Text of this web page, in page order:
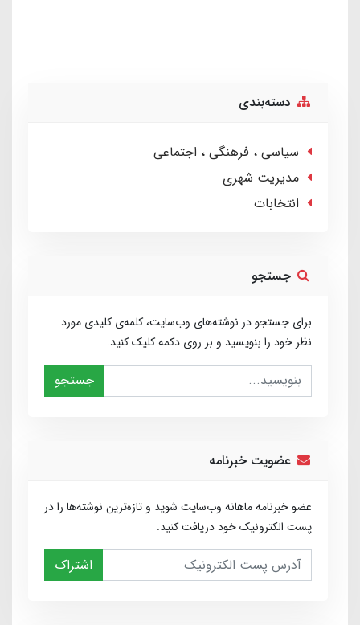
دسته‌بندی
سیاسی ، فرهنگی ، اجتماعی
مدیریت شهری
انتخابات
جستجو
برای جستجو در نوشته‌های وب‌سایت، کلمه‌ی کلیدی مورد
نظر خود را بنویسید و بر روی دکمه کلیک کنید.
جستجو
عضویت خبرنامه
عضو خبرنامه ماهانه وب‌سایت شوید و تازه‌ترین نوشته‌ها را در
پست الکترونیک خود دریافت کنید.
اشتراک